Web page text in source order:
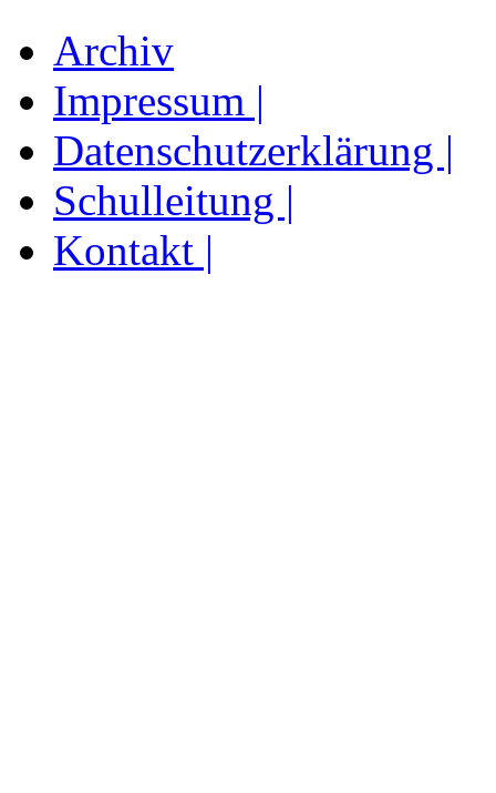
Archiv
Impressum |
Datenschutzerklärung |
Schulleitung |
Kontakt |